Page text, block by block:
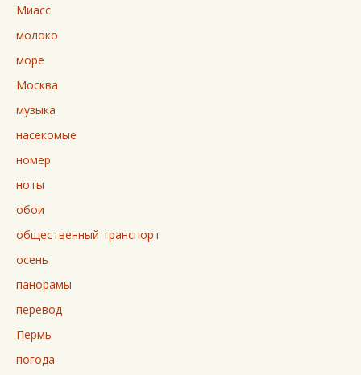
Миасс
молоко
море
Москва
музыка
насекомые
номер
ноты
обои
общественный транспорт
осень
панорамы
перевод
Пермь
погода